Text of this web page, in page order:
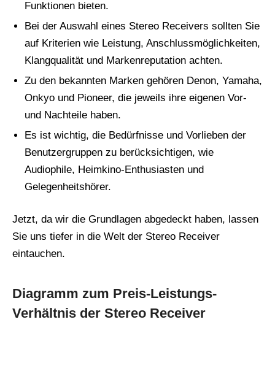
Funktionen bieten.
Bei der Auswahl eines Stereo Receivers sollten Sie
auf Kriterien wie Leistung, Anschlussmöglichkeiten,
Klangqualität und Markenreputation achten.
Zu den bekannten Marken gehören Denon, Yamaha,
Onkyo und Pioneer, die jeweils ihre eigenen Vor-
und Nachteile haben.
Es ist wichtig, die Bedürfnisse und Vorlieben der
Benutzergruppen zu berücksichtigen, wie
Audiophile, Heimkino-Enthusiasten und
Gelegenheitshörer.
Jetzt, da wir die Grundlagen abgedeckt haben, lassen
Sie uns tiefer in die Welt der Stereo Receiver
eintauchen.
Diagramm zum Preis-Leistungs-
Verhältnis der Stereo Receiver